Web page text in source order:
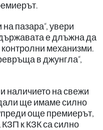
пазара“, увери
е длъжна да
механизми.
в джунгла“,
наличието на свежи
ще имаме силно
още премиерът,
к КЗК са силно